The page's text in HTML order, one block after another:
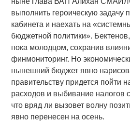
выполнить героическую задачу
кабинета и наехать на
бюджетной политики».
пока молодцом, сохранив
финмониторинг. Но
нынешний бюджет явно
правительству придется пойти
расходов и выбивание налогов
что вряд ли вызовет волну
явно перенесен на осень.